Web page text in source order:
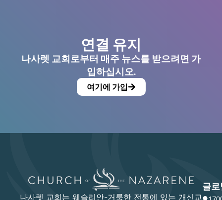
연결 유지
나사렛 교회로부터 매주 뉴스를 받으려면 가
입하십시오.
여기에 가입
나사렛 교회는 웨슬리안-거룩한 전통에 있는 개신교
글로